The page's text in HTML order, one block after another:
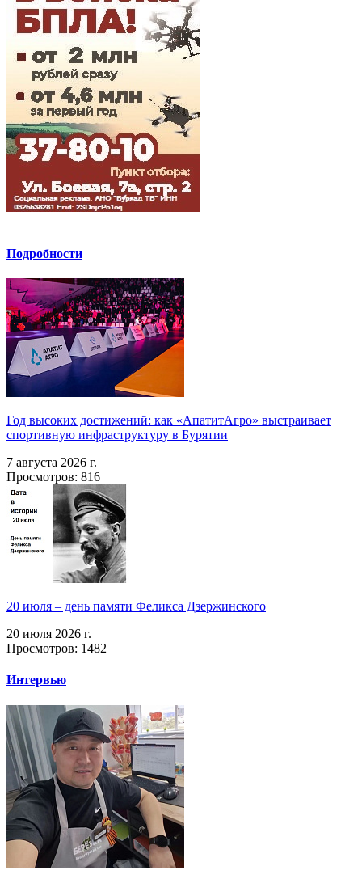
Подробности
Год высоких достижений: как «АпатитАгро» выстраивает
спортивную инфраструктуру в Бурятии
7 августа 2026 г.
Просмотров: 816
20 июля – день памяти Феликса Дзержинского
20 июля 2026 г.
Просмотров: 1482
Интервью